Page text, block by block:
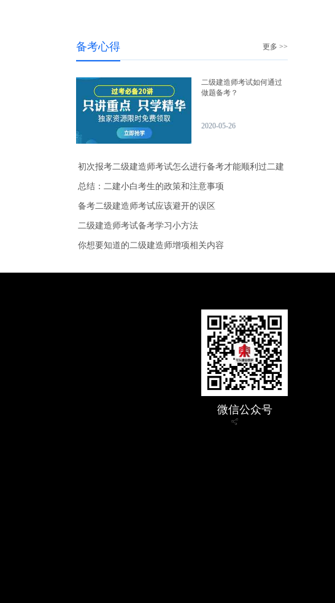
备考心得 更多 >>
二级建造师考试如何通过
做题备考？
2020-05-26
初次报考二级建造师考试怎么进行备考才能顺利过二建
总结：二建小白考生的政策和注意事项
备考二级建造师考试应该避开的误区
二级建造师考试备考学习小方法
你想要知道的二级建造师增项相关内容
微信公众号